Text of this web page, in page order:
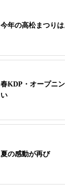
今年の高松まつりは
春KDP・オープニ
い
夏の感動が再び